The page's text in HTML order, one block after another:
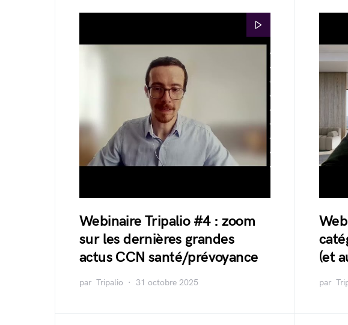
Webinaire Tripalio #4 : zoom
sur les dernières grandes
actus CCN santé/prévoyance
par Tripalio 31 octobre 2025
(et
par